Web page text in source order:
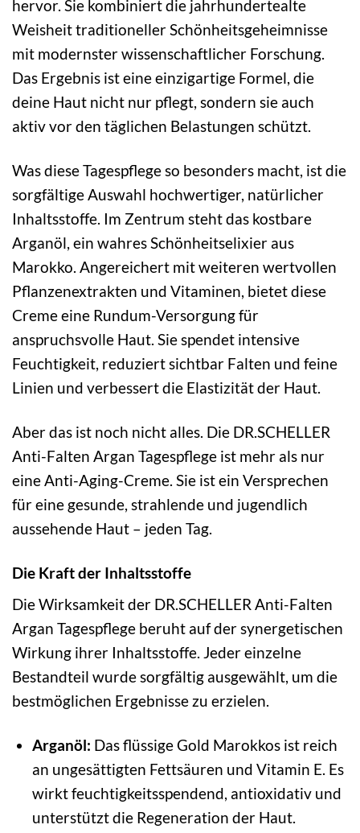
hervor. Sie kombiniert die jahrhundertealte
Weisheit traditioneller Schönheitsgeheimnisse
mit modernster wissenschaftlicher Forschung.
Das Ergebnis ist eine einzigartige Formel, die
deine Haut nicht nur pflegt, sondern sie auch
aktiv vor den täglichen Belastungen schützt.
Was diese Tagespflege so besonders macht, ist die
sorgfältige Auswahl hochwertiger, natürlicher
Inhaltsstoffe. Im Zentrum steht das kostbare
Arganöl, ein wahres Schönheitselixier aus
Marokko. Angereichert mit weiteren wertvollen
Pflanzenextrakten und Vitaminen, bietet diese
Creme eine Rundum-Versorgung für
anspruchsvolle Haut. Sie spendet intensive
Feuchtigkeit, reduziert sichtbar Falten und feine
Linien und verbessert die Elastizität der Haut.
Aber das ist noch nicht alles. Die DR.SCHELLER
Anti-Falten Argan Tagespflege ist mehr als nur
eine Anti-Aging-Creme. Sie ist ein Versprechen
für eine gesunde, strahlende und jugendlich
aussehende Haut – jeden Tag.
Die Kraft der Inhaltsstoffe
Die Wirksamkeit der DR.SCHELLER Anti-Falten
Argan Tagespflege beruht auf der synergetischen
Wirkung ihrer Inhaltsstoffe. Jeder einzelne
Bestandteil wurde sorgfältig ausgewählt, um die
bestmöglichen Ergebnisse zu erzielen.
Arganöl: Das flüssige Gold Marokkos ist reich
an ungesättigten Fettsäuren und Vitamin E. Es
wirkt feuchtigkeitsspendend, antioxidativ und
unterstützt die Regeneration der Haut.